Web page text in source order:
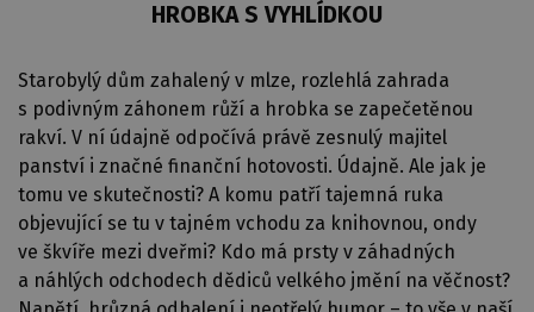
HROBKA S VYHLÍDKOU
Starobylý dům zahalený v mlze, rozlehlá zahrada
s podivným záhonem růží a hrobka se zapečetěnou
rakví. V ní údajně odpočívá právě zesnulý majitel
panství i značné finanční hotovosti. Údajně. Ale jak je
tomu ve skutečnosti? A komu patří tajemná ruka
objevující se tu v tajném vchodu za knihovnou, ondy
ve škvíře mezi dveřmi? Kdo má prsty v záhadných
a náhlých odchodech dědiců velkého jmění na věčnost?